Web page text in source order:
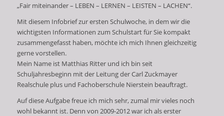
„Fair miteinander – LEBEN – LERNEN – LEISTEN – LACHEN“.
Mit diesem Infobrief zur ersten Schulwoche, in dem wir die
wichtigsten Informationen zum Schulstart für Sie kompakt
zusammengefasst haben, möchte ich mich Ihnen gleichzeitig
gerne vorstellen.
Mein Name ist Matthias Ritter und ich bin seit
Schuljahresbeginn mit der Leitung der Carl Zuckmayer
Realschule plus und Fachoberschule Nierstein beauftragt.
Auf diese Aufgabe freue ich mich sehr, zumal mir vieles noch
wohl bekannt ist. Denn von 2009-2012 war ich als erster